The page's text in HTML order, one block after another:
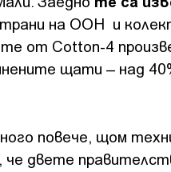
на ООН и
от Cotton-4
щати – над
повече, щом
двете